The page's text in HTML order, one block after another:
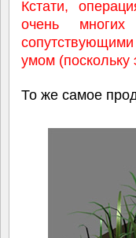
Кстати,
очень
умом (поскольку
То же самое